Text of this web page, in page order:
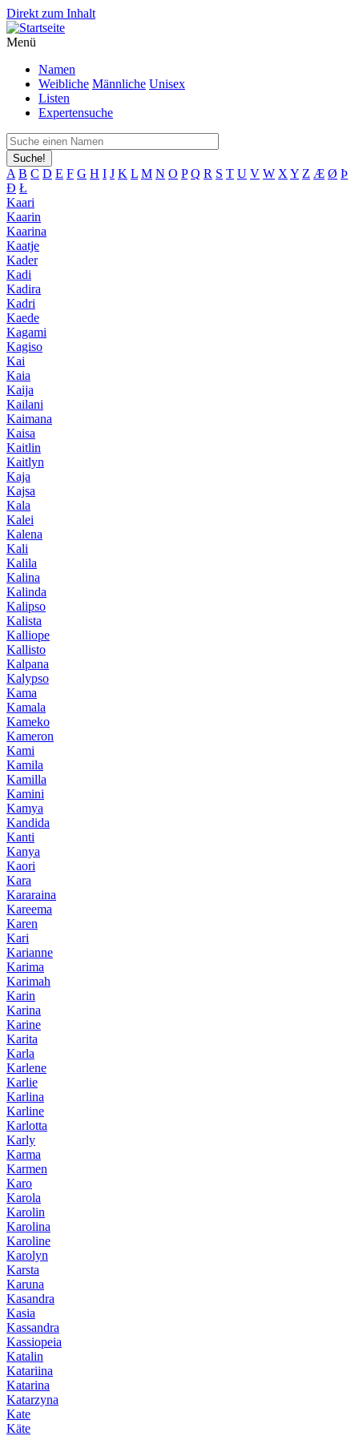
Direkt zum Inhalt
Menü
Namen
Weibliche Männliche Unisex
Listen
Expertensuche
Suche!
A B C D E F G H I J K L M N O P Q R S T U V W X Y Z Æ Ø Þ
Đ Ł
Kaari
Kaarin
Kaarina
Kaatje
Kader
Kadi
Kadira
Kadri
Kaede
Kagami
Kagiso
Kai
Kaia
Kaija
Kailani
Kaimana
Kaisa
Kaitlin
Kaitlyn
Kaja
Kajsa
Kala
Kalei
Kalena
Kali
Kalila
Kalina
Kalinda
Kalipso
Kalista
Kalliope
Kallisto
Kalpana
Kalypso
Kama
Kamala
Kameko
Kameron
Kami
Kamila
Kamilla
Kamini
Kamya
Kandida
Kanti
Kanya
Kaori
Kara
Kararaina
Kareema
Karen
Kari
Karianne
Karima
Karimah
Karin
Karina
Karine
Karita
Karla
Karlene
Karlie
Karlina
Karline
Karlotta
Karly
Karma
Karmen
Karo
Karola
Karolin
Karolina
Karoline
Karolyn
Karsta
Karuna
Kasandra
Kasia
Kassandra
Kassiopeia
Katalin
Katariina
Katarina
Katarzyna
Kate
Käte